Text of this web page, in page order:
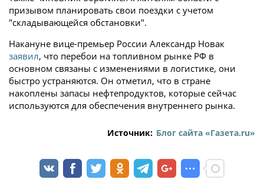
призывом планировать свои поездки с учетом
"складывающейся обстановки".
Накануне вице-премьер России Александр Новак
заявил, что перебои на топливном рынке РФ в
основном связаны с изменениями в логистике, они
быстро устраняются. Он отметил, что в стране
накоплены запасы нефтепродуктов, которые сейчас
используются для обеспечения внутреннего рынка.
Источник: Блог сайта «Газета.ru»